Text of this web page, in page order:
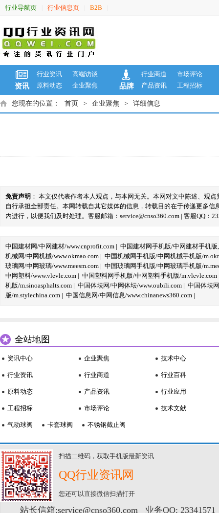
行业导航页 行业信息页 B2B
资讯
行业资讯
高端访谈
原料动态
企业聚焦 品牌
行业商道
市场评论
产品资讯
工程招标
您现在的位置： 首页 > 企业聚焦 > 详细信息
免责声明 ： 本文仅代表作者本人观点，与本网无关。本网对文中陈述、观
自行承担全部责任。本网转载自其它媒体的信息，转载目的在于传递更多
内进行，以便我们及时处理。客服邮箱：service@cnso360.com | 客服QQ：
中国建材网/中网建材/www.cnprofit.com | 中国建材网手机版/中网建材手机版
机械网/中网机械/www.okmao.com | 中国机械网手机版/中网机械手机版/
玻璃网/中网玻璃/www.meesm.com | 中国玻璃网手机版/中网玻璃手机版/
中网塑料/www.vlevle.com | 中国塑料网手机版/中网塑料手机版/m.vlevle.com
机版/m.sinoasphalts.com | 中国体坛网/中网体坛/www.oubili.com | 中国体坛
版/m.stylechina.com | 中国信息网/中网信息/www.chinanews360.com |
全站地图
资讯中心
行业资讯
原料动态
工程招标
企业聚焦
行业商道
产品资讯
市场评论
技术中心
行业百科
行业应用
技术文献
气动球阀 卡套球阀 不锈钢截止阀
扫描二维码，获取手机版最新资讯
QQ行业资讯网
您还可以直接微信扫描打开
站长信箱:service@cnso360.com 业务QQ: